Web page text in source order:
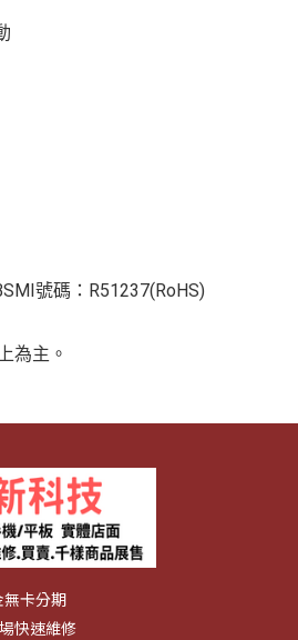
號碼：R51237(RoHS)
為主。
卡分期
快速維修